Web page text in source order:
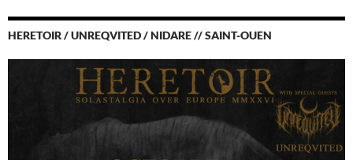
HERETOIR / UNREQVITED / NIDARE // SAINT-OUEN